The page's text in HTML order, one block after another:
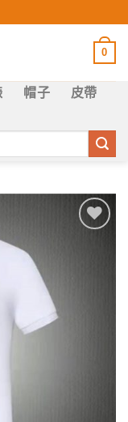
0
帽子
皮帶